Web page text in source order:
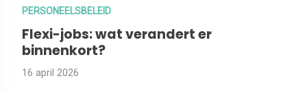
PERSONEELSBELEID
Flexi-jobs: wat verandert er
binnenkort?
16 april 2026